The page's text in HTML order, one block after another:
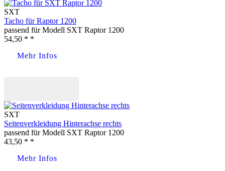
SXT
Tacho für Raptor 1200
passend für Modell SXT Raptor 1200
54,50 * *
Mehr Infos
SXT
Seitenverkleidung Hinterachse rechts
passend für Modell SXT Raptor 1200
43,50 * *
Mehr Infos